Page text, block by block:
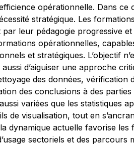
opérationnelle. Dans ce
stratégique. Les
par leur pédagogie progressive
opérationnelles,
et stratégiques. L’objectif
d’aiguiser une approche
des données, vérification
des conclusions à des
variées que les statistiques
de visualisation, tout en
dynamique actuelle favorise les
sectoriels et des parcours